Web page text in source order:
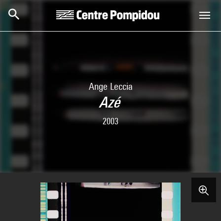
Skip to main content
Centre Pompidou
Ange Leccia
Azé
2003